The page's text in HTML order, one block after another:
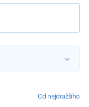
Od nejdražšího